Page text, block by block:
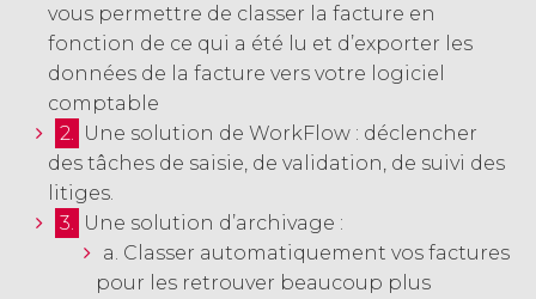
vous permettre de classer la facture en
fonction de ce qui a été lu et d’exporter les
données de la facture vers votre logiciel
comptable
2.
Une solution de WorkFlow : déclencher
des tâches de saisie, de validation, de suivi des
litiges.
3.
Une solution d’archivage :
a. Classer automatiquement vos factures
pour les retrouver beaucoup plus